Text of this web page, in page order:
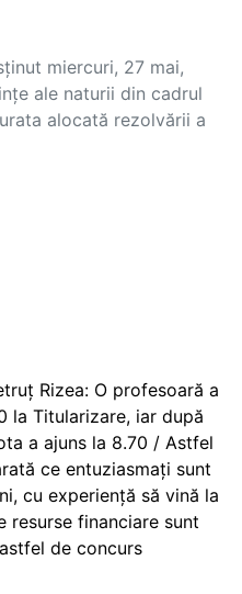
miercuri, 27 mai,
ale naturii din cadrul
alocată rezolvării a
Rizea: O profesoară a
la Titularizare, iar după
a ajuns la 8.70 / Astfel
ce entuziasmați sunt
cu experiență să vină la
resurse financiare sunt
de concurs